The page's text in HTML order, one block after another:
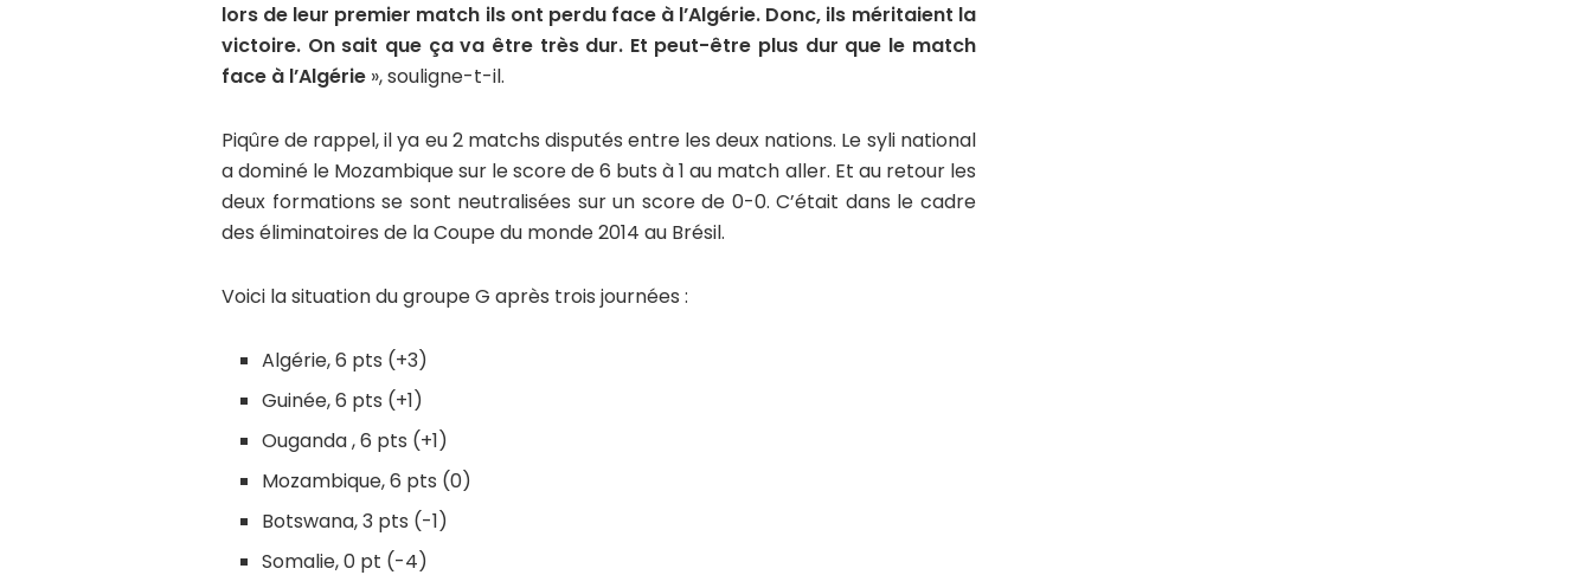
lors de leur premier match ils ont perdu face à l’Algérie. Donc, ils méritaient la
victoire. On sait que ça va être très dur. Et peut-être plus dur que le match
face à l’Algérie », souligne-t-il.
Piqûre de rappel, il ya eu 2 matchs disputés entre les deux nations. Le syli national
a dominé le Mozambique sur le score de 6 buts à 1 au match aller. Et au retour les
deux formations se sont neutralisées sur un score de 0-0. C’était dans le cadre
des éliminatoires de la Coupe du monde 2014 au Brésil.
Voici la situation du groupe G après trois journées :
Algérie, 6 pts (+3)
Guinée, 6 pts (+1)
Ouganda , 6 pts (+1)
Mozambique, 6 pts (0)
Botswana, 3 pts (-1)
Somalie, 0 pt (-4)